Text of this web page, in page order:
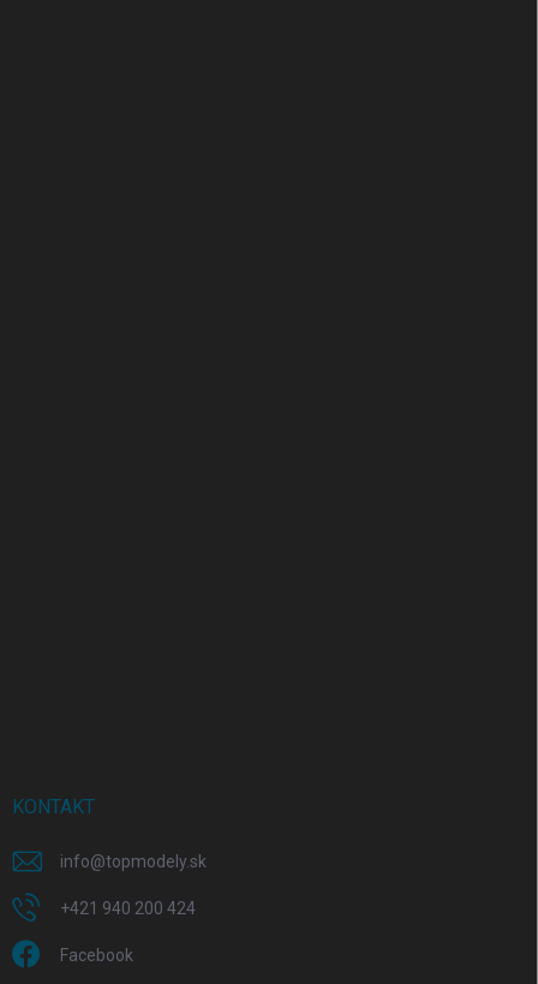
KONTAKT
info@topmodely.sk
+421 940 200 424
Facebook